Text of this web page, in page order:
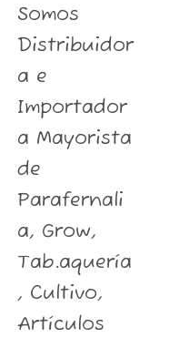
Somos
Distribuidor
a e
Importador
a Mayorista
de
Parafernali
a, Grow,
Tab.aquería
, Cultivo,
Artículos